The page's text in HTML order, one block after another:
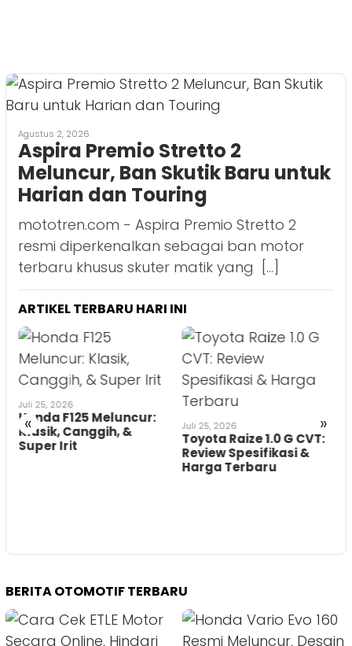
Agustus 2, 2026
Aspira Premio Stretto 2
Meluncur, Ban Skutik Baru untuk
Harian dan Touring
mototren.com - Aspira Premio Stretto 2
resmi diperkenalkan sebagai ban motor
terbaru khusus skuter matik yang […]
ARTIKEL TERBARU HARI INI
« »
Juli 25, 2026
Honda F125 Meluncur:
Klasik, Canggih, &
Super Irit
Juli 25, 2026
Toyota Raize 1.0 G CVT:
Review Spesifikasi &
Harga Terbaru
BERITA OTOMOTIF TERBARU